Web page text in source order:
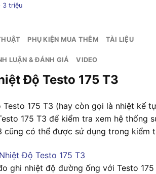
3 triệu
PHỤ KIỆN MUA THÊM TÀI LIỆU
LUẬN & ĐÁNH GIÁ VIDEO
Độ Testo 175 T3
Testo 175 T3 (hay còn gọi là nhiệt kế
175 T3 để kiểm tra xem hệ
cũng có thể được sử dụng trong
ghi nhiệt độ đường ống với Testo 175